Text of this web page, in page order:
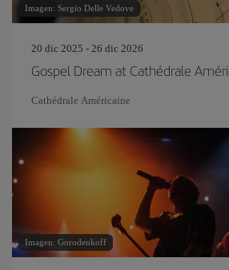
Imagen: Sergio Delle Vedove
20 dic 2025 - 26 dic 2026
Gospel Dream at Cathédrale
Cathédrale Américaine
Imagen: Gorodenkoff